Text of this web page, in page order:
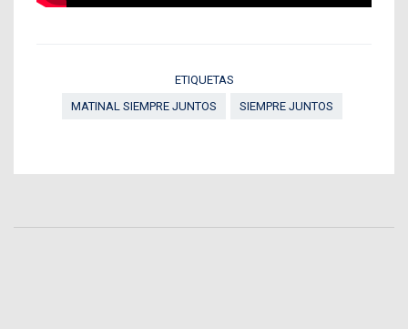
ETIQUETAS
MATINAL SIEMPRE JUNTOS
SIEMPRE JUNTOS